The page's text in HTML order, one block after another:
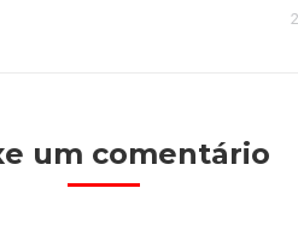
um comentário